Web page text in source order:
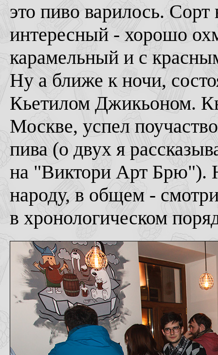
это пиво варилось.
интересный - хорошо
карамельный и с
Ну а ближе к ночи,
Кьетилом Джикьоном.
Москве, успел
пива (о двух я
на "Виктори Арт Брю").
народу, в общем -
в хронологическом